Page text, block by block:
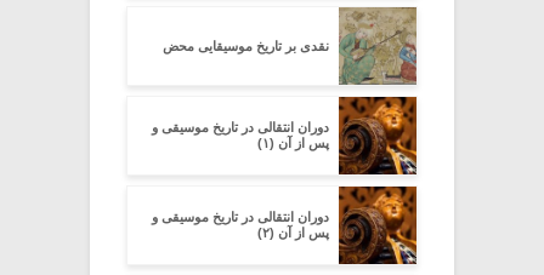
نقدی بر تاریخ موسیقایی محض
دوران انتقالی در تاریخ موسیقی و
پس از آن (۱)
دوران انتقالی در تاریخ موسیقی و
پس از آن (۲)